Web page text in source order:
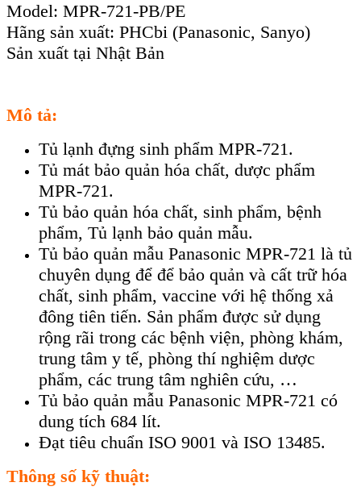
Model: MPR-721-PB/PE
Hãng sản xuất: PHCbi (Panasonic, Sanyo)
Sản xuất tại Nhật Bản
Mô tả:
Tủ lạnh đựng sinh phẩm MPR-721.
Tủ mát bảo quản hóa chất, dược phẩm
MPR-721.
Tủ bảo quản hóa chất, sinh phẩm, bệnh
phẩm, Tủ lạnh bảo quản mẫu.
Tủ bảo quản mẫu Panasonic MPR-721 là tủ
chuyên dụng để để bảo quản và cất trữ hóa
chất, sinh phẩm, vaccine với hệ thống xả
đông tiên tiến. Sản phẩm được sử dụng
rộng rãi trong các bệnh viện, phòng khám,
trung tâm y tế, phòng thí nghiệm dược
phẩm, các trung tâm nghiên cứu, …
Tủ bảo quản mẫu Panasonic MPR-721 có
dung tích 684 lít.
Đạt tiêu chuẩn ISO 9001 và ISO 13485.
Thông số kỹ thuật: